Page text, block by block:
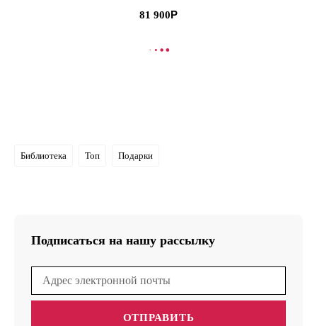
81 900
В КОРЗИНУ
Библиотека Топ Подарки
Подписаться на нашу рассылку
ОТПРАВИТЬ